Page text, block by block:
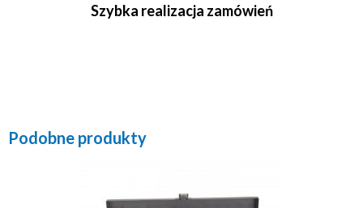
Szybka realizacja zamówień
Podobne produkty